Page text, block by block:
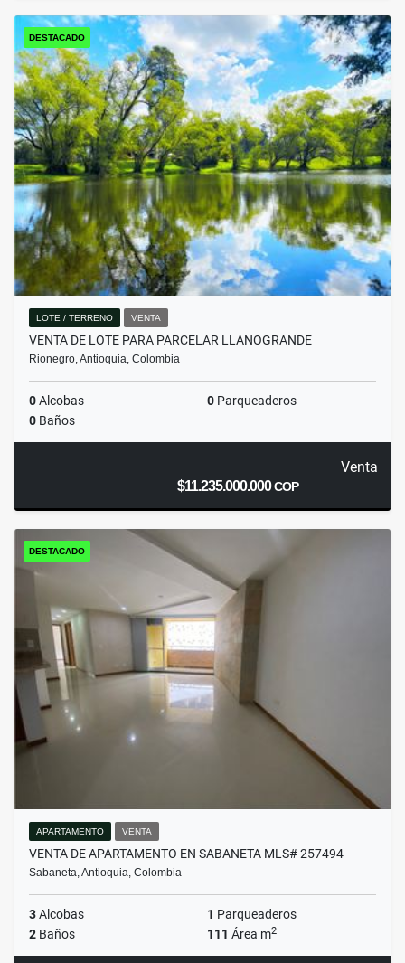
DESTACADO
LOTE / TERRENO VENTA
VENTA DE LOTE PARA PARCELAR LLANOGRANDE
Rionegro, Antioquia, Colombia
0Alcobas 0 Parqueaderos
0 Baños
Venta
$11.235.000.000COP
DESTACADO
APARTAMENTO VENTA
VENTA DE APARTAMENTO EN SABANETA MLS# 257494
Sabaneta, Antioquia, Colombia
3Alcobas 1 Parqueaderos
2 Baños 111 Área m2